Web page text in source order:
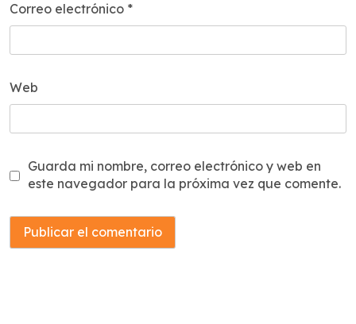
Correo electrónico *
Web
Guarda mi nombre, correo electrónico y web en
este navegador para la próxima vez que comente.